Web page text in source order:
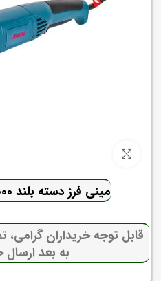
مینی فرز دسته بلند 1000 وات آروا کد 5591
به بعد